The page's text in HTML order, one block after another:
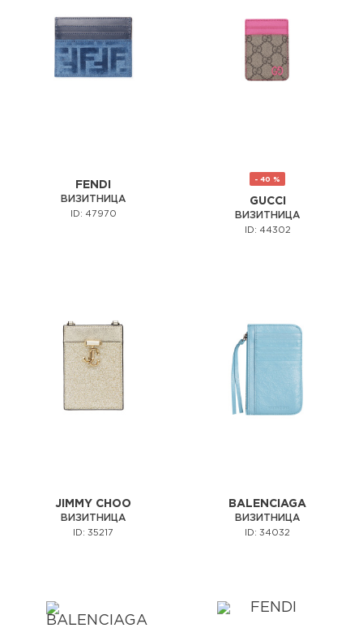
FENDI
ВИЗИТНИЦА
ID: 47970
- 40 %
GUCCI
ВИЗИТНИЦА
ID: 44302
JIMMY CHOO
ВИЗИТНИЦА
ID: 35217
BALENCIAGA
ВИЗИТНИЦА
ID: 34032